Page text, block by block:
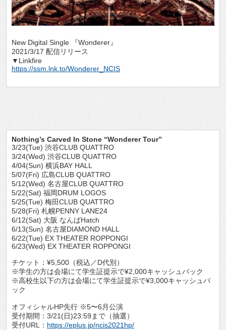
New Digital Single 『Wonderer』
2021/3/17 配信リリース
▼Linkfire
https://ssm.lnk.to/Wonderer_NCIS
Nothing’s Carved In Stone “Wonderer Tour”
3/23(Tue) 渋谷CLUB QUATTRO
3/24(Wed) 渋谷CLUB QUATTRO
4/04(Sun) 横浜BAY HALL
5/07(Fri) 広島CLUB QUATTRO
5/12(Wed) 名古屋CLUB QUATTRO
5/22(Sat) 福岡DRUM LOGOS
5/25(Tue) 梅田CLUB QUATTRO
5/28(Fri) 札幌PENNY LANE24
6/12(Sat) 大阪 なんばHatch
6/13(Sun) 名古屋DIAMOND HALL
6/22(Tue) EX THEATER ROPPONGI
6/23(Wed) EX THEATER ROPPONGI
チケット：¥5,500（税込／D代別）
※学生の方は会場にて学生証提示で¥2,000キャッシュバック
※高校生以下の方は会場にて学生証提示で¥3,000キャッシュバ
ック
オフィシャルHP先行 ※5〜6月公演
受付期間：3/21(日)23:59まで（抽選）
受付URL： https://eplus.jp/ncis2021hp/